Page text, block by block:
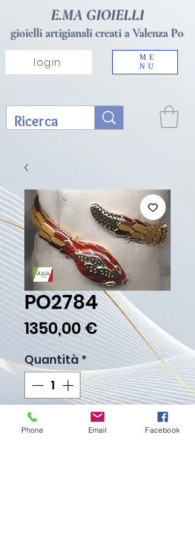
ME
NU
E.MA GIOIELLI
gioielli artigianali creati a Valenza Po
login
PO2784
1350,00 €Prezzo
Quantità *
Aggiungi al carrello
Phone Email Facebook